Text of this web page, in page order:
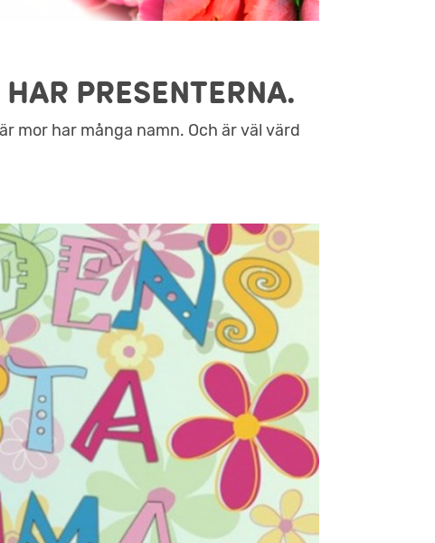
PRESENTERNA.
mor har många namn. Och är väl värd